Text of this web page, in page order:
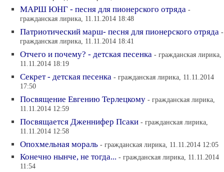
МАРШ ЮНГ - песня для пионерского отряда -
гражданская лирика, 11.11.2014 18:48
Патриотический марш- песня для пионерского отряда -
гражданская лирика, 11.11.2014 18:41
Отчего и почему? - детская песенка - гражданская лирика,
11.11.2014 18:19
Секрет - детская песенка - гражданская лирика, 11.11.2014
17:50
Посвящение Евгению Терлецкому - гражданская лирика,
11.11.2014 12:59
Посвящается Дженнифер Псаки - гражданская лирика,
11.11.2014 12:58
Опохмельная мораль - гражданская лирика, 11.11.2014 12:05
Конечно нынче, не тогда... - гражданская лирика, 11.11.2014
11:54